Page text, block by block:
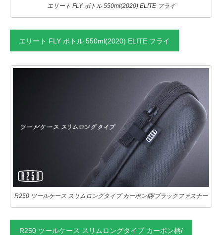
エリート FLY ボトル 550ml(2020) ELITE フライ
エリート FLY ボトル 550ml(2020) ELITE フライ
R250 ツールケース スリムロングタイプ カーボン柄/ブラックファスナー
R250 ツールケース スリムロングタイプ カーボン柄/